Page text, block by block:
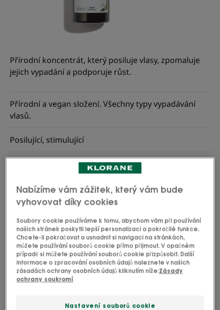
Přírodní koncentrát, který posiluje vlasy, zpomaluje
jejich vypadání a podporuje růst.
Přírodní a vegan složení. Všechny typy vypadávání
vlasů.
Posilující, stimulující
Lze použít pro
Dospělí
Typ vlasů
Vypadávání vlasů - Unavené vlasy
Nabízíme vám zážitek, který vám bude
vyhovovat díky cookies
Soubory cookie používáme k tomu, abychom vám při používání
našich stránek poskytli lepší personalizaci a pokročilé funkce.
Chcete-li pokračovat a usnadnit si navigaci na stránkách,
můžete používání souborů cookie přímo přijmout. V opačném
případě si můžete používání souborů cookie přizpůsobit. Další
informace o zpracování osobních údajů naleznete v našich
zásadách ochrany osobních údajů kliknutím níže:Zásady
ochrany soukromí
Nastavení souborů cookie